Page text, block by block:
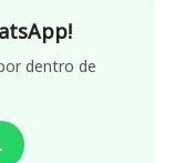
dentro de